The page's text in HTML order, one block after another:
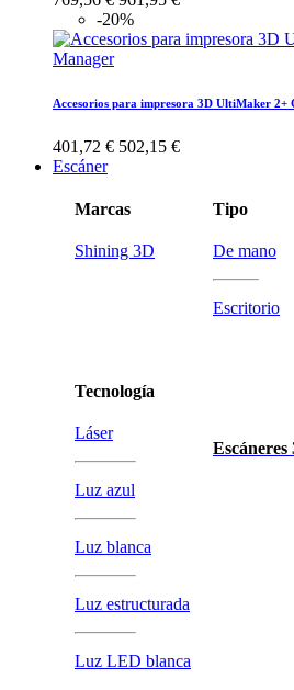
-20%
Accesorios para impresora 3D UltiMaker 2+
401,72 € 502,15 €
Escáner
Marcas
Shining 3D
Tecnología
Láser
Luz azul
Luz blanca
Luz estructurada
Luz LED blanca
Tipo
De mano
Escritorio
Escáneres